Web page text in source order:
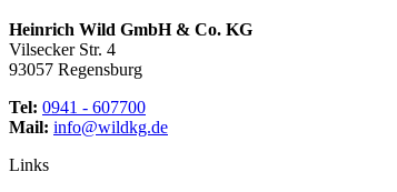
Heinrich Wild GmbH & Co. KG
Vilsecker Str. 4
93057 Regensburg
Tel: 0941 - 607700
Mail: info@wildkg.de
Links